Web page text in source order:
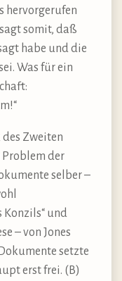
hervorgerufen
somit, daß
habe und die
Was für ein
Zweiten
der
selber –
Konzils“ und
– von Jones
setzte
erst frei. (B)